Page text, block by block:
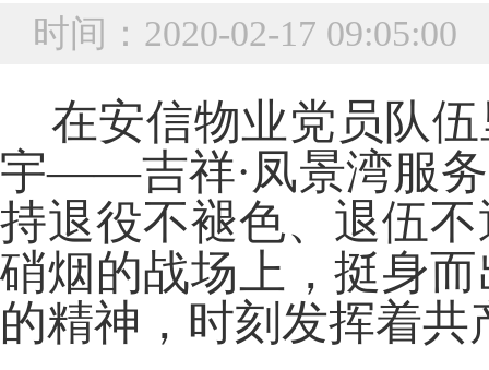
时间：2020-02-17
在安信物业党员队伍
宇——吉祥·凤景湾服务
持退役不褪色、退伍
硝烟的战场上，挺身
的精神，时刻发挥着